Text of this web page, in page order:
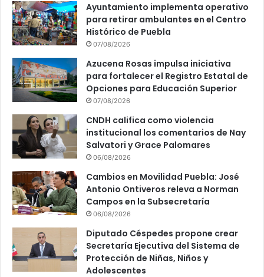
Ayuntamiento implementa operativo
para retirar ambulantes en el Centro
Histórico de Puebla
07/08/2026
Azucena Rosas impulsa iniciativa
para fortalecer el Registro Estatal de
Opciones para Educación Superior
07/08/2026
CNDH califica como violencia
institucional los comentarios de Nay
Salvatori y Grace Palomares
06/08/2026
Cambios en Movilidad Puebla: José
Antonio Ontiveros releva a Norman
Campos en la Subsecretaría
06/08/2026
Diputado Céspedes propone crear
Secretaría Ejecutiva del Sistema de
Protección de Niñas, Niños y
Adolescentes